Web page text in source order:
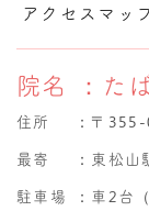
アクセスマッ
院名 ：た
住所 ： 〒
最寄
：東松山
駐車場
：車2台